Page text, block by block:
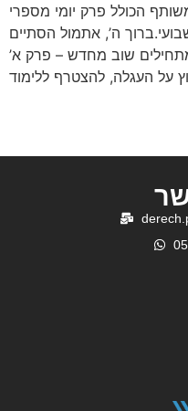
הכולל פרק יומי מספרי
ה’, אתמול הסתיים
שוב מחדש – פרק א’